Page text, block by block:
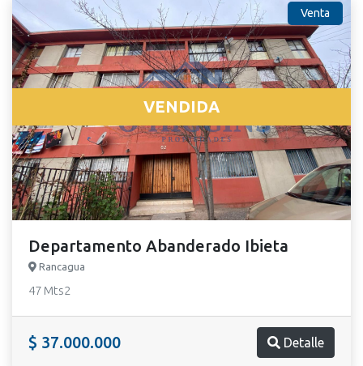
Venta
VENDIDA
Departamento Abanderado Ibieta
Rancagua
47 Mts2
$ 37.000.000 Detalle